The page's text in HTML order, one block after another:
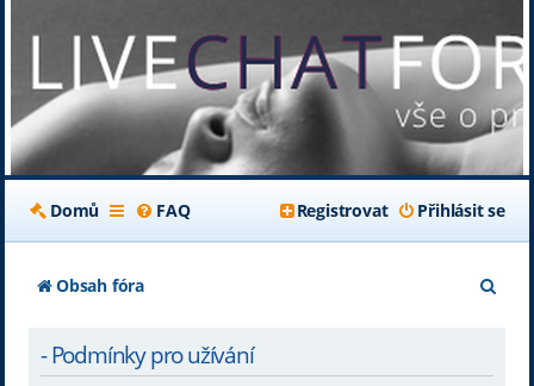
Domů FAQ Přihlásit se
Registrovat
Obsah fóra
- Podmínky pro užívání